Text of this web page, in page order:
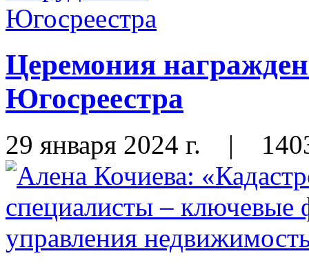
Церемония
Югосреестра
29 января 2024 г. |